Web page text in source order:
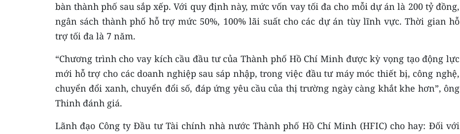
bàn thành phố sau sắp xếp. Với quy định này, mức vốn vay tối đa cho mỗi dự án là 200 tỷ đồng,
ngân sách thành phố hỗ trợ mức 50%, 100% lãi suất cho các dự án tùy lĩnh vực. Thời gian hỗ
trợ tối đa là 7 năm.
“Chương trình cho vay kích cầu đầu tư của Thành phố Hồ Chí Minh được kỳ vọng tạo động lực
mới hỗ trợ cho các doanh nghiệp sau sáp nhập, trong việc đầu tư máy móc thiết bị, công nghệ,
chuyển đổi xanh, chuyển đổi số, đáp ứng yêu cầu của thị trường ngày càng khắt khe hơn”, ông
Thinh đánh giá.
Lãnh đạo Công ty Đầu tư Tài chính nhà nước Thành phố Hồ Chí Minh (HFIC) cho hay: Đối với